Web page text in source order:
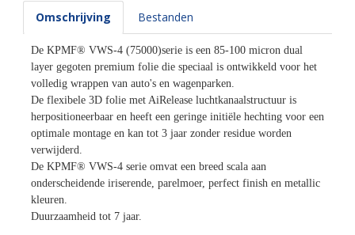
Omschrijving Bestanden
De KPMF® VWS-4 (75000)serie is een 85-100 micron dual
layer gegoten premium folie die speciaal is ontwikkeld voor het
volledig wrappen van auto's en wagenparken.
De flexibele 3D folie met AiRelease luchtkanaalstructuur is
herpositioneerbaar en heeft een geringe initiële hechting voor een
optimale montage en kan tot 3 jaar zonder residue worden
verwijderd.
De KPMF® VWS-4 serie omvat een breed scala aan
onderscheidende iriserende, parelmoer, perfect finish en metallic
kleuren.
Duurzaamheid tot 7 jaar.